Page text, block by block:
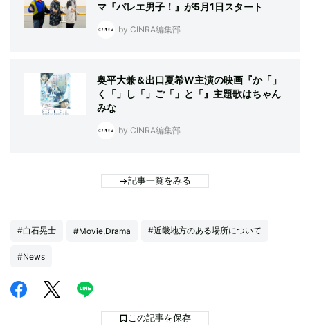
マ『バレエ男子！』が5月1日スタート
by CINRA編集部
奥平大兼＆出口夏希W主演の映画『か「」
く「」し「」ご「」と「』主題歌はちゃん
みな
by CINRA編集部
記事一覧をみる
#白石晃士 #Movie,Drama #近畿地方のある場所について
#News
この記事を保存